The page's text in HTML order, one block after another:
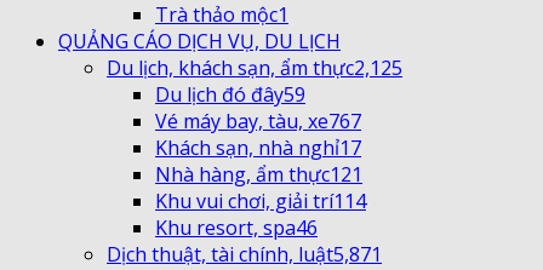
Trà thảo mộc1
QUẢNG CÁO DỊCH VỤ, DU LỊCH
Du lịch, khách sạn, ẩm thực2,125
Du lịch đó đây59
Vé máy bay, tàu, xe767
Khách sạn, nhà nghỉ17
Nhà hàng, ẩm thực121
Khu vui chơi, giải trí114
Khu resort, spa46
Dịch thuật, tài chính, luật5,871